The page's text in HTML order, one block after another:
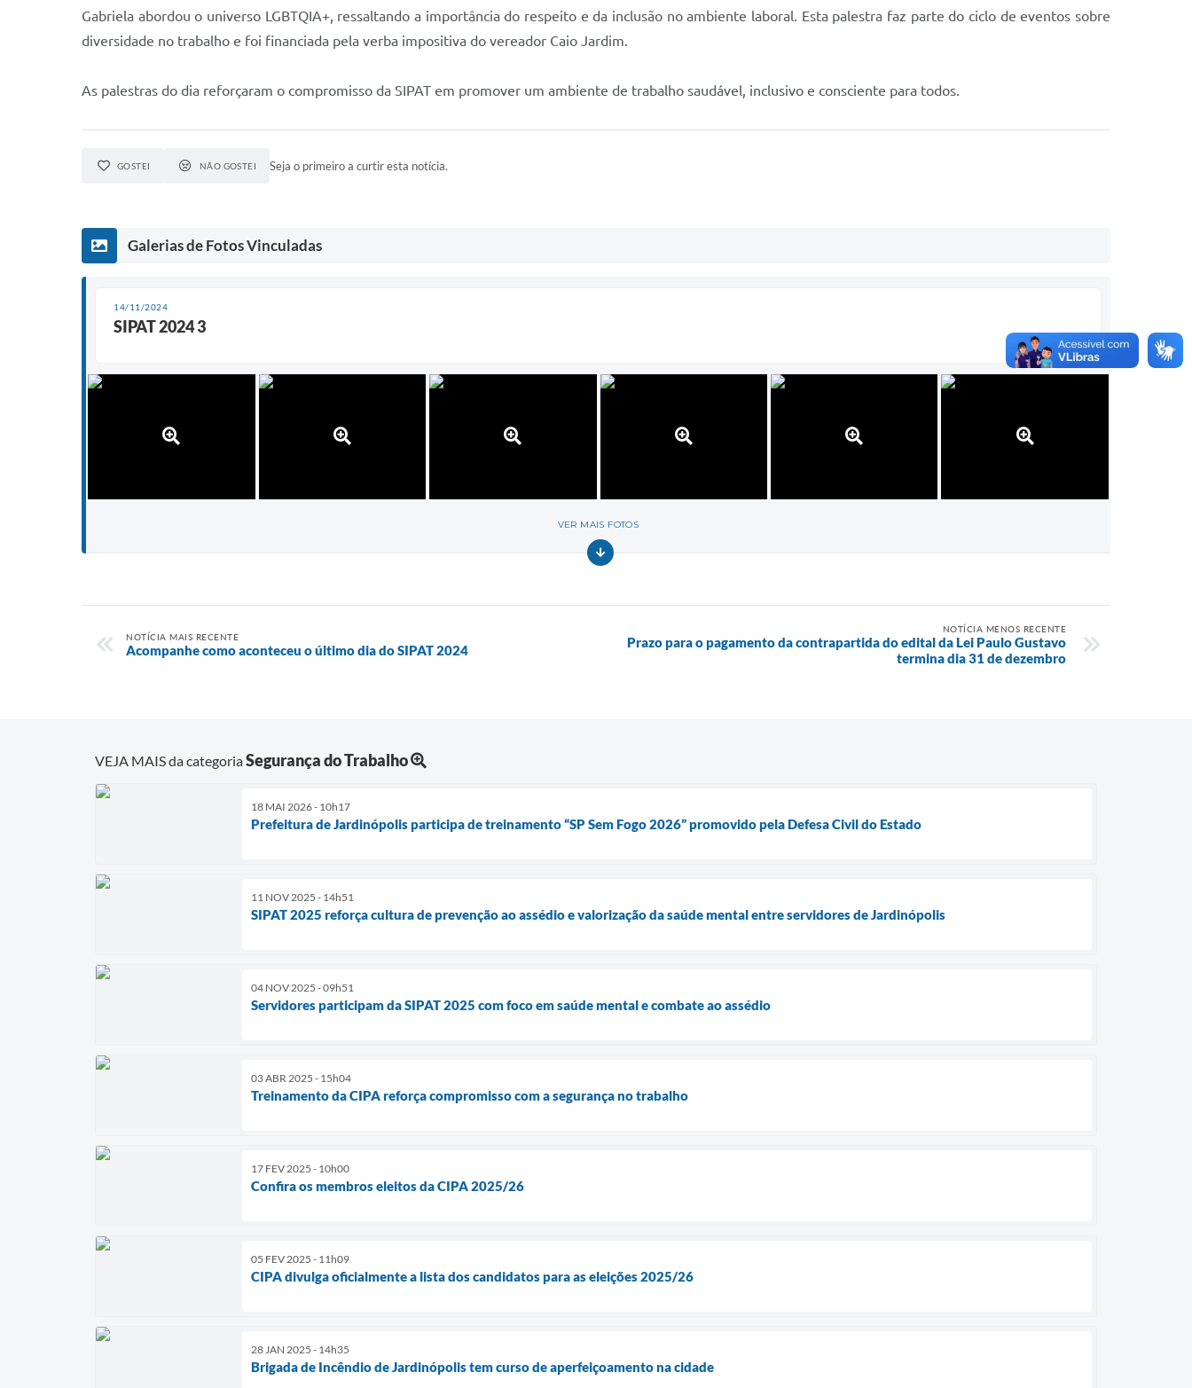
Gabriela abordou o universo LGBTQIA+, ressaltando a importância do respeito e da inclusão no ambiente laboral. Esta palestra faz parte do ciclo de eventos sobre
diversidade no trabalho e foi financiada pela verba impositiva do vereador Caio Jardim.
As palestras do dia reforçaram o compromisso da SIPAT em promover um ambiente de trabalho saudável, inclusivo e consciente para todos.
GOSTEI NÃO GOSTEI Seja o primeiro a curtir esta notícia.
Galerias de Fotos Vinculadas
14/11/2024
SIPAT 2024 3
VER MAIS FOTOS
NOTÍCIA MAIS RECENTE
Acompanhe como aconteceu o último dia do SIPAT 2024
NOTÍCIA MENOS RECENTE
Prazo para o pagamento da contrapartida do edital da Lei Paulo Gustavo
termina dia 31 de dezembro
VEJA MAIS da categoriaSegurança do Trabalho
18 MAI 2026 - 10h17
Prefeitura de Jardinópolis participa de treinamento “SP Sem Fogo 2026” promovido pela Defesa Civil do Estado
11 NOV 2025 - 14h51
SIPAT 2025 reforça cultura de prevenção ao assédio e valorização da saúde mental entre servidores de Jardinópolis
04 NOV 2025 - 09h51
Servidores participam da SIPAT 2025 com foco em saúde mental e combate ao assédio
03 ABR 2025 - 15h04
Treinamento da CIPA reforça compromisso com a segurança no trabalho
17 FEV 2025 - 10h00
Confira os membros eleitos da CIPA 2025/26
05 FEV 2025 - 11h09
CIPA divulga oficialmente a lista dos candidatos para as eleições 2025/26
28 JAN 2025 - 14h35
Brigada de Incêndio de Jardinópolis tem curso de aperfeiçoamento na cidade